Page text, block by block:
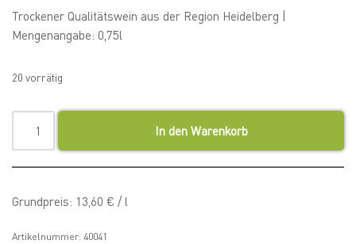
Trockener Qualitätswein aus der Region Heidelberg |
Mengenangabe: 0,75l
20 vorrätig
In den Warenkorb
Grundpreis: 13,60 € / l
Artikelnummer: 40041